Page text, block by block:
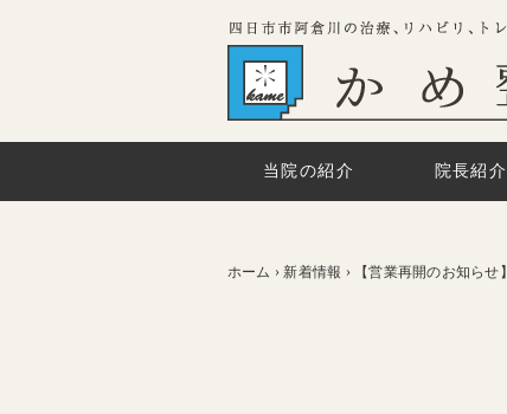
当院の紹介 院長紹介
ホーム › 新着情報 › 【営業再開のお知らせ】